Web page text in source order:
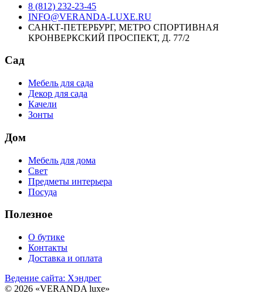
8 (812) 232-23-45
INFO@VERANDA-LUXE.RU
САНКТ-ПЕТЕРБУРГ, МЕТРО СПОРТИВНАЯ
КРОНВЕРКСКИЙ ПРОСПЕКТ, Д. 77/2
Сад
Мебель для сада
Декор для сада
Качели
Зонты
Дом
Мебель для дома
Свет
Предметы интерьера
Посуда
Полезное
О бутике
Контакты
Доставка и оплата
Ведение сайта: Хэндрег
© 2026 «VERANDA luxe»